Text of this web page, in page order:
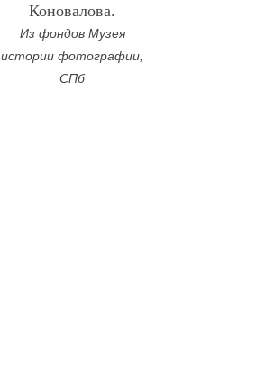
Коновалова.
Из фондов Музея
истории фотографии,
СПб